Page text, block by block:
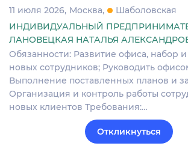
11 июля 2026 Москва
Шаболовская
ИНДИВИДУАЛЬНЫЙ
ЛАНОВЕЦКАЯ НАТАЛЬЯ
Обязанности: Развитие офиса, набор
новых сотрудников; Руководить
Выполнение поставленных планов и
Организация и контроль работы
новых клиентов Требования:…
Откликнуться